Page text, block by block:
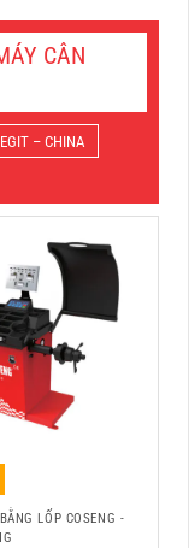
CÂN
– CHINA
LỐP COSENG -